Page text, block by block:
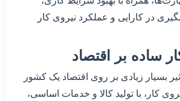
در کارایی و عملکرد نیروی کار
ساده بر اقتصاد
بسیار زیادی بر روی اقتصاد یک کشور
کار، با تولید کالا و خدمات اساسی،